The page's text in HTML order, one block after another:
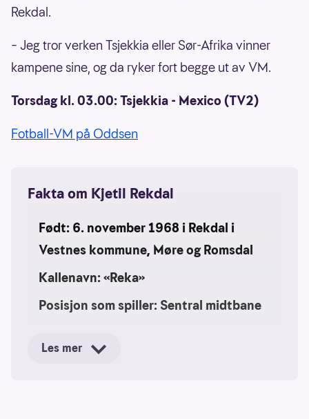
Rekdal.
– Jeg tror verken Tsjekkia eller Sør-Afrika vinner
kampene sine, og da ryker fort begge ut av VM.
Torsdag kl. 03.00: Tsjekkia - Mexico (TV2)
Fotball-VM på Oddsen
Fakta om Kjetil Rekdal
Født: 6. november 1968 i Rekdal i
Vestnes kommune, Møre og Romsdal
Kallenavn: «Reka»
Posisjon som spiller: Sentral midtbane
Klubbkarriere:
Les mer